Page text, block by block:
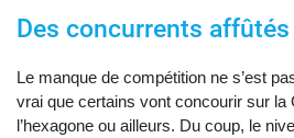
Des concurrents affûtés
Le manque de compétition ne s’est
vrai que certains vont concourir sur la
l’hexagone ou ailleurs. Du coup, le